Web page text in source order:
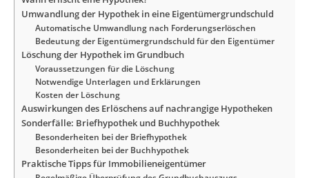
Umwandlung der Hypothek in eine Eigentümergrundschuld
Automatische Umwandlung nach Forderungserlöschen
Bedeutung der Eigentümergrundschuld für den Eigentümer
Löschung der Hypothek im Grundbuch
Voraussetzungen für die Löschung
Notwendige Unterlagen und Erklärungen
Kosten der Löschung
Auswirkungen des Erlöschens auf nachrangige Hypotheken
Sonderfälle: Briefhypothek und Buchhypothek
Besonderheiten bei der Briefhypothek
Besonderheiten bei der Buchhypothek
Praktische Tipps für Immobilieneigentümer